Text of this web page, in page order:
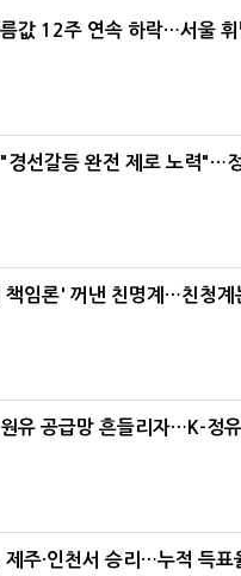
값 12주 연속 하락…서울
경선갈등 완전 제로 노력"…
책임론' 꺼낸 친명계…친청계
유 공급망 흔들리자…K-정
제주·인천서 승리…누적 득